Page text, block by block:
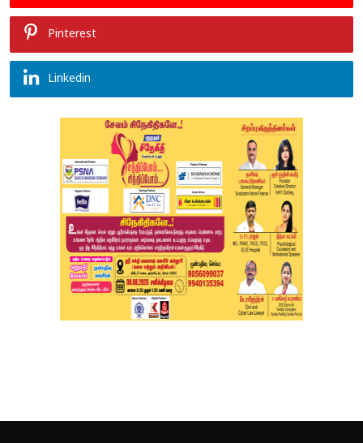
Pinterest
Linkedin